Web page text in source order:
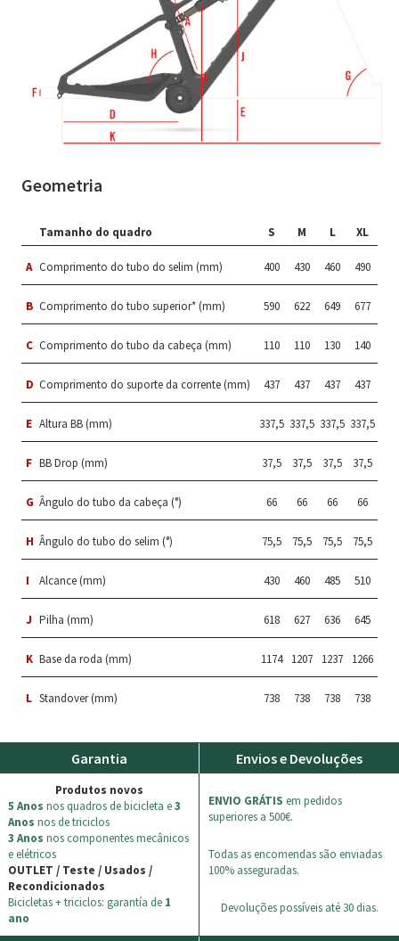
Geometria
Tamanho do quadro S M L XL
A Comprimento do tubo do selim (mm) 400 430 460 490
B Comprimento do tubo superior* (mm) 590 622 649 677
C Comprimento do tubo da cabeça (mm) 110 110 130 140
D Comprimento do suporte da corrente (mm) 437 437 437 437
E Altura BB (mm) 337,5 337,5 337,5 337,5
F BB Drop (mm) 37,5 37,5 37,5 37,5
G Ângulo do tubo da cabeça (°) 66 66 66 66
H Ângulo do tubo do selim (°) 75,5 75,5 75,5 75,5
I Alcance (mm) 430 460 485 510
J Pilha (mm) 618 627 636 645
K Base da roda (mm) 1174 1207 1237 1266
L Standover (mm) 738 738 738 738
Garantia
Produtos novos
5 Anos nos quadros de bicicleta e3
Anos nos de triciclos
3 Anos nos componentes mecânicos
e elétricos
OUTLET / Teste / Usados /
Recondicionados
Bicicletas + triciclos: garantía de 1
ano
Envios e Devoluções
ENVIO GRÁTIS em pedidos
superiores a 500€.
Todas as encomendas são enviadas
100% asseguradas.
Devoluções possíveis até 30 dias.